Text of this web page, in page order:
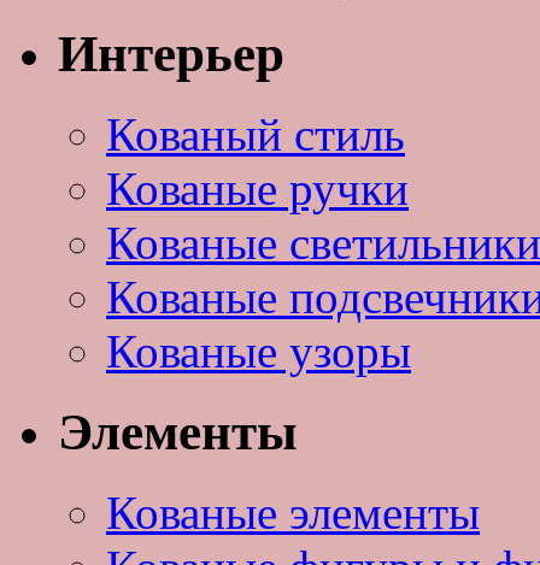
Интерьер
Кованый стиль
Кованые ручки
Кованые светильники
Кованые
Кованые узоры
Элементы
Кованые элементы